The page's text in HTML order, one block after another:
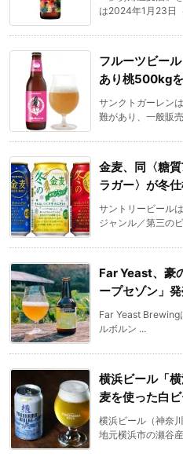
は2024年1月23日
フルーツビー
あり桃500kg
サンクトガーレン
難があり、一般販
金麦、同〈糖
ラガー〉が冬
サントリービール
ジャンル／第三の
Far Yeast、豪
ープセゾン」発
Far Yeast Brewing
ルボルン ...
横浜ビール「
麦を使った白
横浜ビール（神奈
地元横浜市の瀬谷